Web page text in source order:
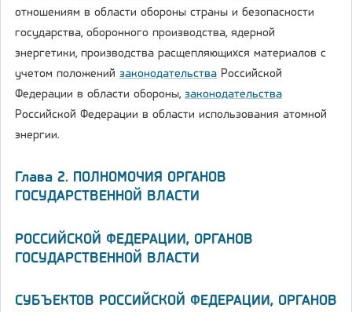
отношениям в области обороны страны и безопасности
государства, оборонного производства, ядерной
энергетики, производства расщепляющихся материалов с
учетом положений законодательства Российской
Федерации в области обороны, законодательства
Российской Федерации в области использования атомной
энергии.
Глава 2. ПОЛНОМОЧИЯ ОРГАНОВ
ГОСУДАРСТВЕННОЙ ВЛАСТИ
РОССИЙСКОЙ ФЕДЕРАЦИИ, ОРГАНОВ
ГОСУДАРСТВЕННОЙ ВЛАСТИ
СУБЪЕКТОВ РОССИЙСКОЙ ФЕДЕРАЦИИ, ОРГАНОВ